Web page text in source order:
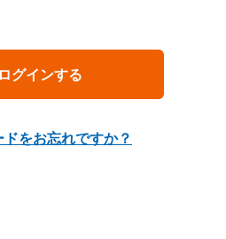
をお忘れですか？